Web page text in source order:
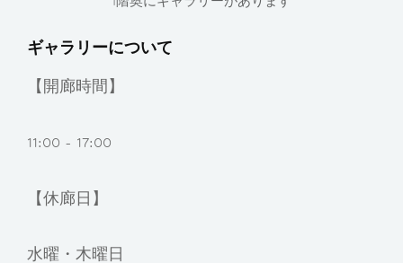
ギャラリーについて
【開廊時間】
11:00 - 17:00
【休廊日】
水曜・木曜日